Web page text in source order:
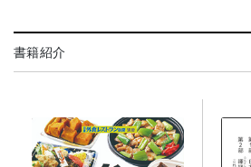
書籍紹介